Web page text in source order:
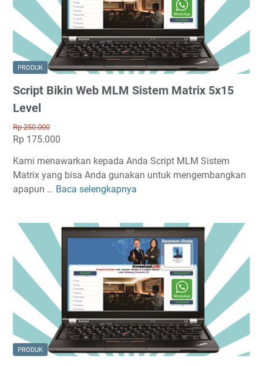
i
k
i
n
W
e
b
i
s
M
a
t
r
i
x
5
x
2
0
PRODUK
Script Bikin Web MLM Sistem Matrix 5x15
Level
Rp 250.000
Rp 175.000
Kami menawarkan kepada Anda Script MLM Sistem
Matrix yang bisa Anda gunakan untuk mengembangkan
apapun … Baca selengkapnya
i
p
t
B
i
k
i
n
W
e
PRODUK